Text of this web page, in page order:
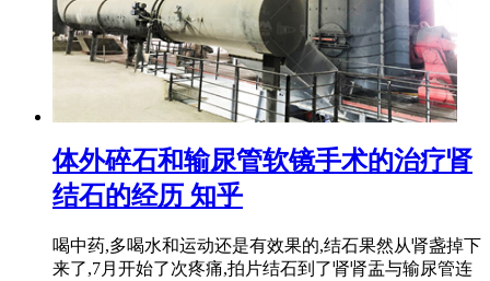
体外碎石和输尿管软镜手术的治疗肾
结石的经历 知乎
喝中药,多喝水和运动还是有效果的,结石果然从肾盏掉下
来了,7月开始了次疼痛,拍片结石到了肾肾盂与输尿管连